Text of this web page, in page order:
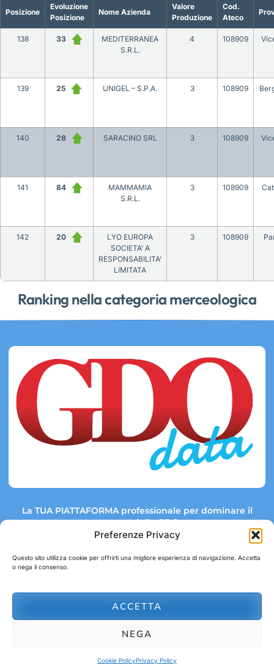
Preferenze Privacy
Questo sito utilizza cookie per offrirti una migliore esperienza di navigazione. Accetta
o nega il consenso.
ACCETTA
NEGA
Cookie PolicyPrivacy Policy
Ranking nella categoria merceologica
Posizione
Evoluzione
Posizione
Nome Azienda
Valore
Produzione
Cod.
Ateco
138 33
MEDITERRANEA
S.R.L.
4 108909
139 25 UNIGEL – S.P.A. 3 108909
140 28 SARACINO SRL 3 108909
141 84
MAMMAMIA
S.R.L.
3 108909
142 20
LYO EUROPA
SOCIETA’ A
RESPONSABILITA’
LIMITATA
3 108909
La TUA PIATTAFORMA professionale per dominare il
mercato della GDO.
Link rapidi:
abbonamenti@gdodata.it